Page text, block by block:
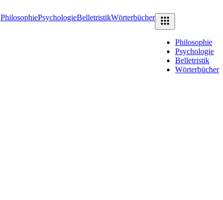
PhilosophiePsychologieBelletristikWörterbücher
Philosophie
Psychologie
Belletristik
Wörterbücher